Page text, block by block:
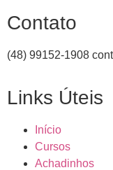
Contato
(48) 99152-1908
Links Úteis
Início
Cursos
Achadinhos